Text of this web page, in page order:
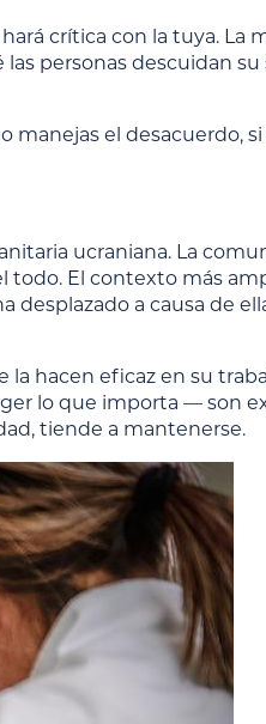
crítica con la tuya. La
personas descuidan
manejas el desacuerdo,
ucraniana. La
todo. El contexto más
desplazado a causa de
la hacen eficaz en su
lo que importa — son
tiende a mantenerse.